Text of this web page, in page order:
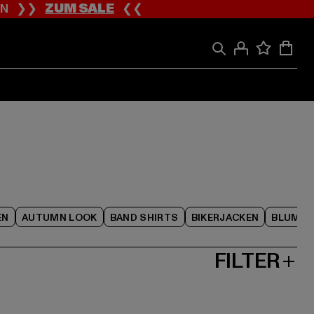
❯❯ZUM SALE❮❮
AUTUMN LOOK BAND SHIRTS BIKERJACKEN
FILTER